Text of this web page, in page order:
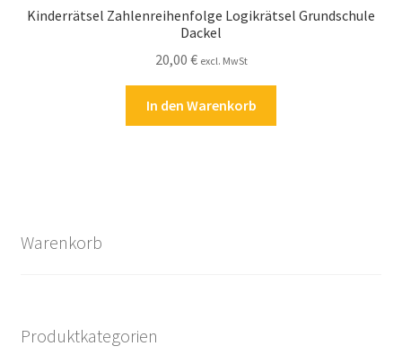
Kinderrätsel Zahlenreihenfolge Logikrätsel Grundschule
Dackel
20,00 € excl. MwSt
In den Warenkorb
Warenkorb
Produktkategorien